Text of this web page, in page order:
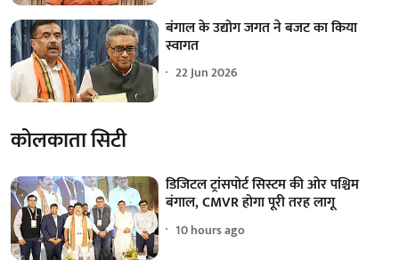
बंगाल के उद्योग जगत ने बजट का किया
स्वागत
22 Jun 2026
कोलकाता सिटी
डिजिटल ट्रांसपोर्ट सिस्टम की ओर पश्चिम
बंगाल, CMVR होगा पूरी तरह लागू
10 hours ago